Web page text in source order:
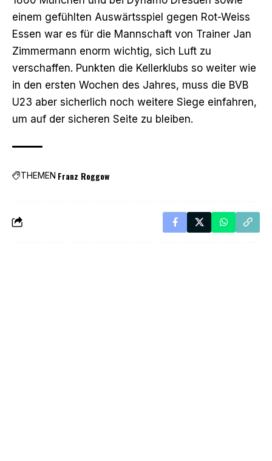
einem gefühlten Auswärtsspiel gegen Rot-Weiss
Essen war es für die Mannschaft von Trainer Jan
Zimmermann enorm wichtig, sich Luft zu
verschaffen. Punkten die Kellerklubs so weiter wie
in den ersten Wochen des Jahres, muss die BVB
U23 aber sicherlich noch weitere Siege einfahren,
um auf der sicheren Seite zu bleiben.
THEMEN Franz Roggow